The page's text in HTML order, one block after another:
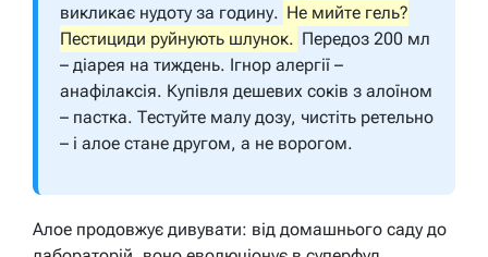
викликає нудоту за годину. Не мийте гель?
Пестициди руйнують шлунок. Передоз 200 мл
– діарея на тиждень. Ігнор алергії –
анафілаксія. Купівля дешевих соків з алоїном
– пастка. Тестуйте малу дозу, чистіть ретельно
– і алое стане другом, а не ворогом.
Алое продовжує дивувати: від домашнього саду до